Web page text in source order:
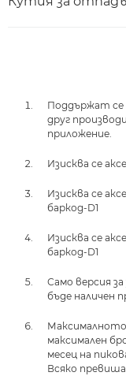
Поддържат се
друг
приложение.
Изисква се
Изисква се
баркод-D1
Изисква се
баркод-D1
Само версия
бъде наличен
максимален
месец на
Всяко